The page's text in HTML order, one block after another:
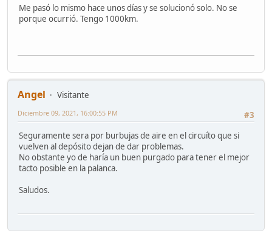
Me pasó lo mismo hace unos días y se solucionó solo. No se
porque ocurrió. Tengo 1000km.
Angel
Visitante
#3
Diciembre 09, 2021, 16:00:55 PM
Seguramente sera por burbujas de aire en el circuíto que si
vuelven al depósito dejan de dar problemas.
No obstante yo de haría un buen purgado para tener el mejor
tacto posible en la palanca.
Saludos.